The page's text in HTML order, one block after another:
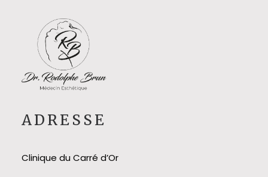
ADRESSE
Clinique du Carré d’Or